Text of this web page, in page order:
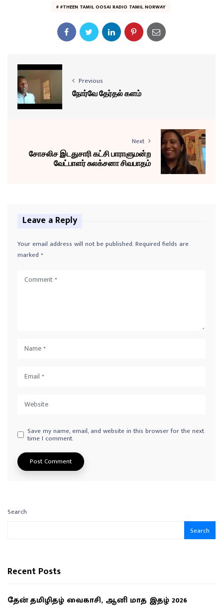
#THEEN TAMIL OOSAI RADIO TAMIL NORWAY
Previous
நோர்வே தேர்தல் களம்
Next
சோசலிச இடதுசாரி கட்சி பாராளுமன்ற
வேட்பாளர் சுலக்சனா சிவபாதம்
Leave a Reply
Your email address will not be published.Required fields are
marked *
Save my name, email, and website in this browser for the next
time I comment.
Search
Search
Recent Posts
தேன் தமிழிதழ் வைகாசி, ஆனி மாத இதழ் 2026